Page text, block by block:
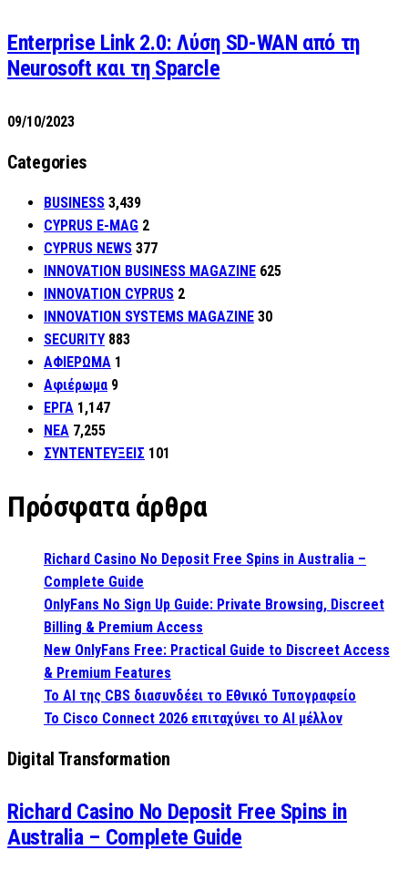
Enterprise Link 2.0: Λύση SD-WAN από τη
Neurosoft και τη Sparcle
09/10/2023
Categories
BUSINESS 3,439
CYPRUS E-MAG 2
CYPRUS NEWS 377
INNOVATION BUSINESS MAGAZINE 625
INNOVATION CYPRUS 2
INNOVATION SYSTEMS MAGAZINE 30
SECURITY 883
ΑΦΙΕΡΩΜΑ 1
Αφιέρωμα 9
ΕΡΓΑ 1,147
ΝΕΑ 7,255
ΣΥΝΤΕΝΤΕΥΞΕΙΣ 101
Πρόσφατα άρθρα
Richard Casino No Deposit Free Spins in Australia –
Complete Guide
OnlyFans No Sign Up Guide: Private Browsing, Discreet
Billing & Premium Access
New OnlyFans Free: Practical Guide to Discreet Access
& Premium Features
Το AI της CBS διασυνδέει το Εθνικό Τυπογραφείο
Το Cisco Connect 2026 επιταχύνει το AI μέλλον
Digital Transformation
Richard Casino No Deposit Free Spins in
Australia – Complete Guide